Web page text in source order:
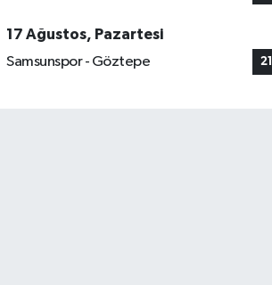
17 Ağustos, Pazartesi
Samsunspor - Göztepe